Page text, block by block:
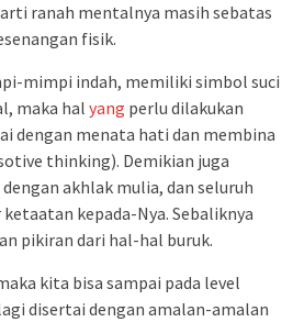
ranah mentalnya masih sebatas
fisik.
mimpi indah, memiliki simbol suci
maka hal yang perlu dilakukan
dengan menata hati dan membina
thinking). Demikian juga
akhlak mulia, dan seluruh
kepada-Nya. Sebaliknya
pikiran dari hal-hal buruk.
kita bisa sampai pada level
disertai dengan amalan-amalan